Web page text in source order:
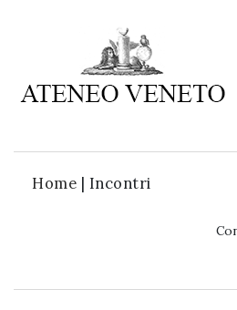
Home | Incontri
Ateneo
è
cultura